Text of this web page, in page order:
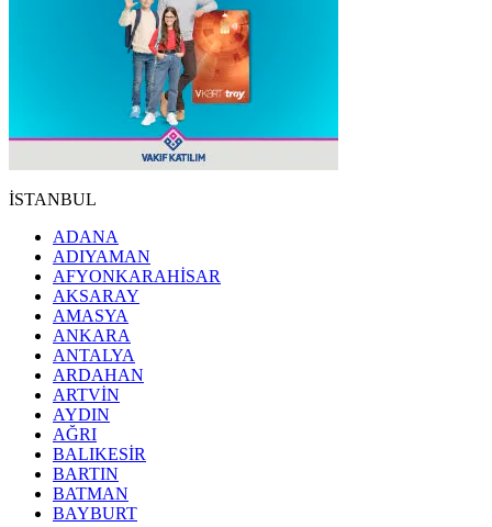
İSTANBUL
ADANA
ADIYAMAN
AFYONKARAHİSAR
AKSARAY
AMASYA
ANKARA
ANTALYA
ARDAHAN
ARTVİN
AYDIN
AĞRI
BALIKESİR
BARTIN
BATMAN
BAYBURT